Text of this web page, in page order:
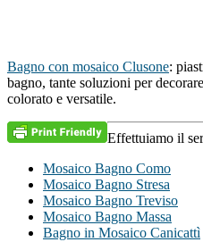
Bagno con mosaico Clusone:
bagno, tante soluzioni per
colorato e versatile.
Effettuiamo il
Mosaico Bagno Como
Mosaico Bagno Stresa
Mosaico Bagno Treviso
Mosaico Bagno Massa
Bagno in Mosaico Canicattì